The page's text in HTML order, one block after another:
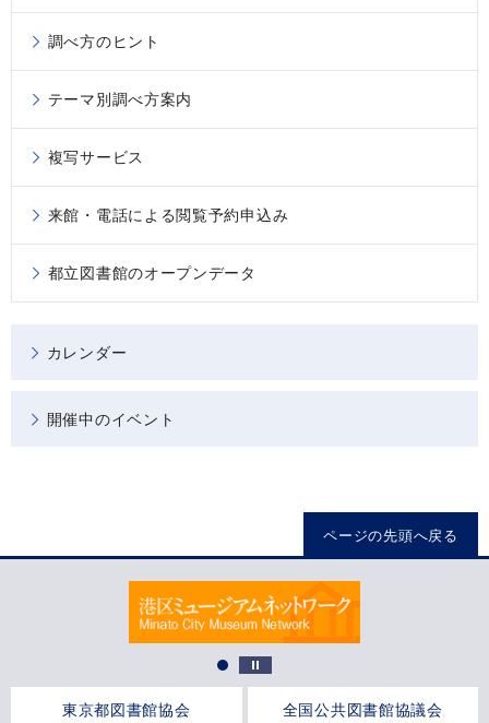
調べ方のヒント
テーマ別調べ方案内
複写サービス
来館・電話による閲覧予約申込み
都立図書館のオープンデータ
カレンダー
開催中のイベント
ページの先頭へ戻る
東京都図書館協会 全国公共図書館協議会